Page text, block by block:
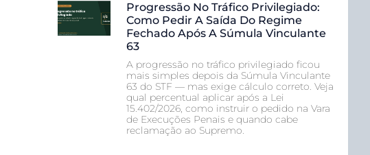
Progressão No Tráfico Privilegiado:
Como Pedir A Saída Do Regime
Fechado Após A Súmula Vinculante
63
A progressão no tráfico privilegiado ficou
mais simples depois da Súmula Vinculante
63 do STF — mas exige cálculo correto. Veja
qual percentual aplicar após a Lei
15.402/2026, como instruir o pedido na Vara
de Execuções Penais e quando cabe
reclamação ao Supremo.